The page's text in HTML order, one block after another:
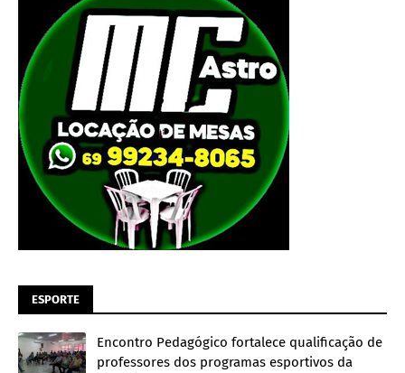
ESPORTE
Encontro Pedagógico fortalece qualificação de
professores dos programas esportivos da